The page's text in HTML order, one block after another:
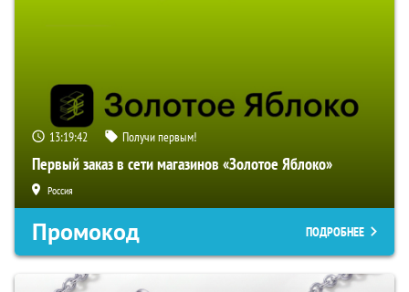
13:19:41 Получи первым!
Первый заказ в сети магазинов «Золотое Яблоко»
Россия
Промокод ПОДРОБНЕЕ